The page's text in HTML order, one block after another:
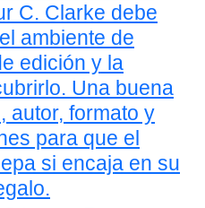
C. Clarke debe
ambiente de
edición y la
Una buena
autor, formato y
para que el
si encaja en su